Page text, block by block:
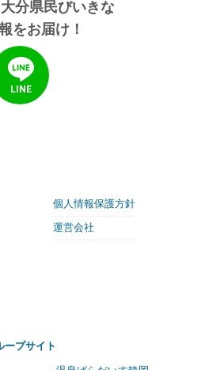
分県民びいきな
をお届け！
LINE
個人情報保護方針
運営会社
ープサイト